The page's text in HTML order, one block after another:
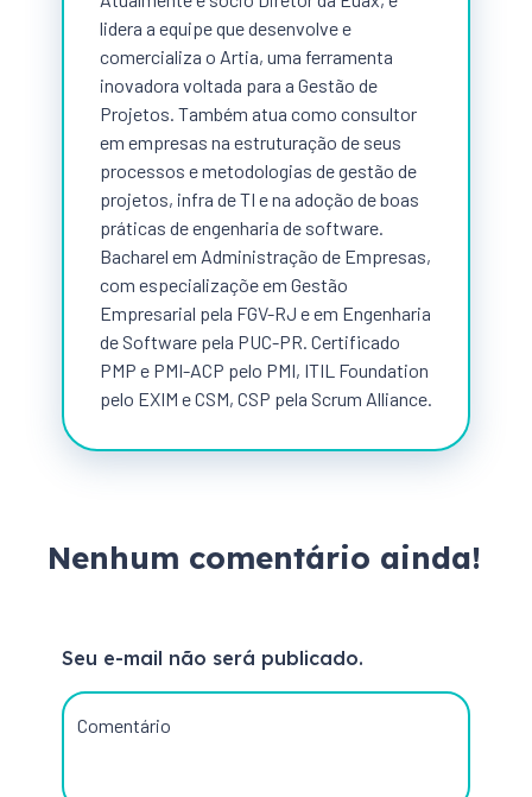
lidera a equipe que desenvolve e
comercializa o Artia, uma ferramenta
inovadora voltada para a Gestão de
Projetos. Também atua como consultor
em empresas na estruturação de seus
processos e metodologias de gestão de
projetos, infra de TI e na adoção de boas
práticas de engenharia de software.
Bacharel em Administração de Empresas,
com especializaçõe em Gestão
Empresarial pela FGV-RJ e em Engenharia
de Software pela PUC-PR. Certificado
PMP e PMI-ACP pelo PMI, ITIL Foundation
pelo EXIM e CSM, CSP pela Scrum Alliance.
Nenhum comentário ainda!
Seu e-mail não será publicado.
Comentário